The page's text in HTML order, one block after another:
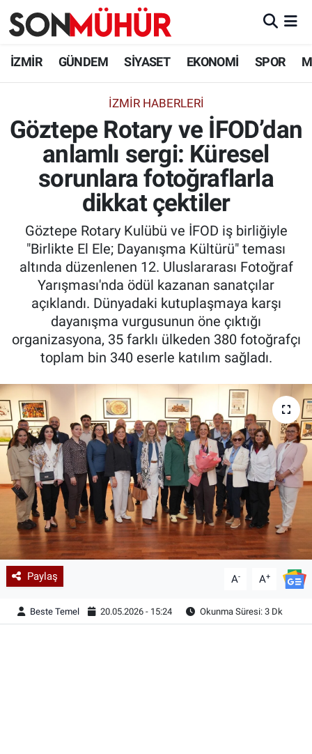
İZMİR GÜNDEM SİYASET EKONOMİ SPOR
İZMIR HABERLERI
Göztepe Rotary ve İFOD’dan
anlamlı sergi: Küresel
sorunlara fotoğraflarla
dikkat çektiler
Göztepe Rotary Kulübü ve İFOD iş birliğiyle
"Birlikte El Ele; Dayanışma Kültürü" teması
altında düzenlenen 12. Uluslararası Fotoğraf
Yarışması'nda ödül kazanan sanatçılar
açıklandı. Dünyadaki kutuplaşmaya karşı
dayanışma vurgusunun öne çıktığı
organizasyona, 35 farklı ülkeden 380 fotoğrafçı
toplam bin 340 eserle katılım sağladı.
Paylaş A- A+
Beste Temel 20.05.2026 - 15:24 Okunma Süresi: 3 Dk
İzmir Nöbetçi Eczaneler
İzmir Namaz Vakitleri
İzmir Trafik Yoğunluk Haritası
Süper Lig Puan Durumu ve Fikstür
Tüm Manşetler
Son Dakika Haberleri
Haber Arşivi